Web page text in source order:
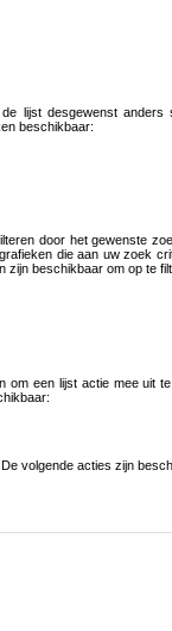
lijst desgewenst anders
beschikbaar:
door het gewenste
die aan uw zoek
zijn beschikbaar om op te
om een lijst actie mee uit
volgende acties zijn